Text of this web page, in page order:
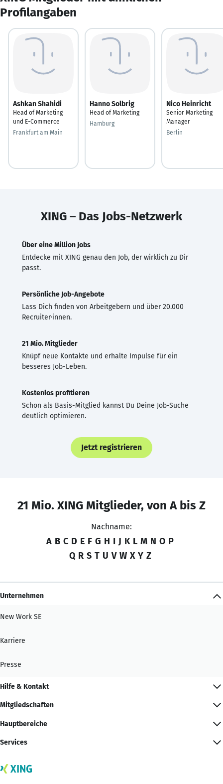
Profilangaben
Ashkan Shahidi
Head of Marketing
und E-Commerce
Frankfurt am Main
Hanno Solbrig
Head of Marketing
Hamburg
Nico Heinricht
Senior Marketing
Manager
Berlin
XING – Das Jobs-Netzwerk
Über eine Million Jobs
Entdecke mit XING genau den Job, der wirklich zu Dir
passt.
Persönliche Job-Angebote
Lass Dich finden von Arbeitgebern und über 20.000
Recruiter·innen.
21 Mio. Mitglieder
Knüpf neue Kontakte und erhalte Impulse für ein
besseres Job-Leben.
Kostenlos profitieren
Schon als Basis-Mitglied kannst Du Deine Job-Suche
deutlich optimieren.
Jetzt registrieren
21 Mio. XING Mitglieder, von A bis Z
Nachname:
A B C D E F G H I J K L M N O P
Q R S T U V W X Y Z
Unternehmen
New Work SE
Karriere
Presse
Hilfe & Kontakt
Mitgliedschaften
Hauptbereiche
Services